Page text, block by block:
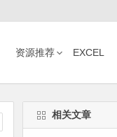
资源推荐 EXCEL
相关文章